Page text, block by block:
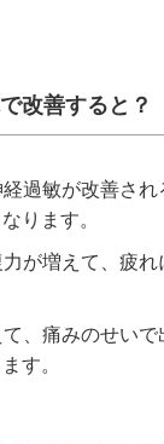
改善すると？
過敏が改善され
ります。
が増えて、疲
、痛みのせい
す。